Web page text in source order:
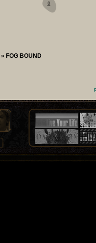
0
» FOG BOUND